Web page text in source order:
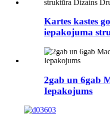
Kartes kastes
iepakojuma
2gab un 6gab
Iepakojums